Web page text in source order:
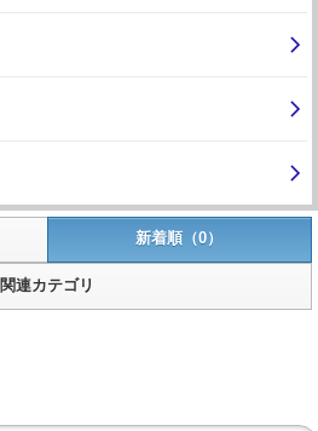
新着順（0）
関連カテゴリ